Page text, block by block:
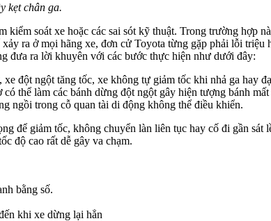
kẹt chân ga.
soát xe hoặc các sai sót kỹ thuật. Trong trường hợp
ra ở mọi hãng xe, đơn cử Toyota từng gặp phải lỗi
đưa ra lời khuyên với các bước thực hiện như dưới đây:
đột ngột tăng tốc, xe không tự giảm tốc khi nhả ga hay
thể làm các bánh dừng đột ngột gây hiện tượng bánh
ngồi trong cỗ quan tài di động không thể điều khiển.
để giảm tốc, không chuyển làn liên tục hay cố đi gần
độ cao rất dễ gây va chạm.
bằng số.
khi xe dừng lại hẳn